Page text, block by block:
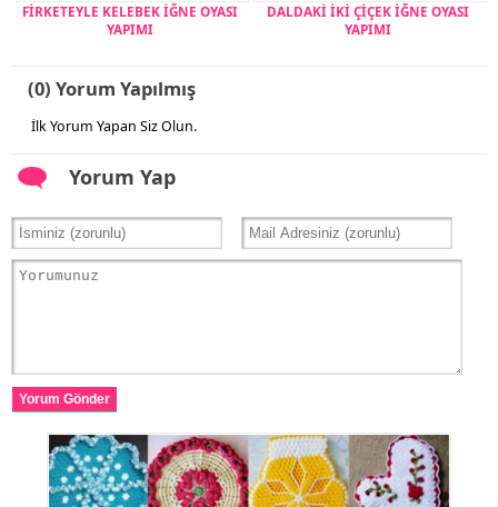
FİRKETEYLE KELEBEK İĞNE OYASI
YAPIMI
DALDAKİ İKİ ÇİÇEK İĞNE OYASI
YAPIMI
(0) Yorum Yapılmış
İlk Yorum Yapan Siz Olun.
Yorum Yap
Yorum Gönder